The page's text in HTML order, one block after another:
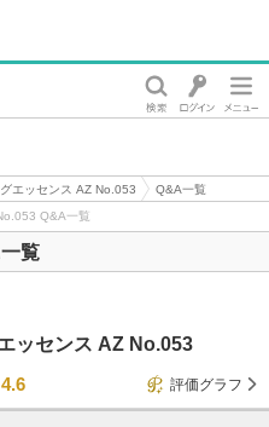
エッセンス AZ No.053
Q&A一覧
Q&A一覧
覧
ッセンス AZ No.053
4.6
評価グラフ